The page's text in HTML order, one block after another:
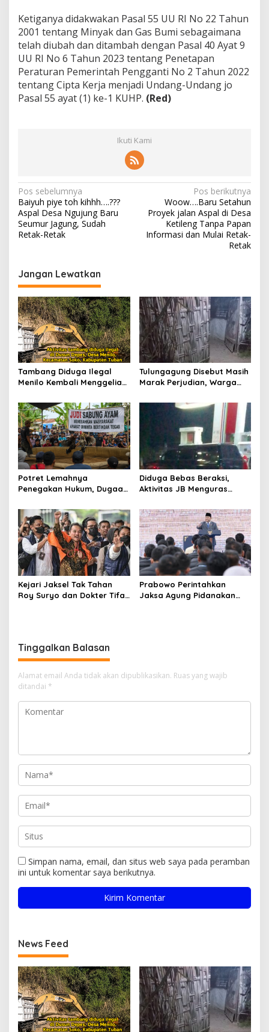
Ketiganya didakwakan Pasal 55 UU RI No 22 Tahun
2001 tentang Minyak dan Gas Bumi sebagaimana
telah diubah dan ditambah dengan Pasal 40 Ayat 9
UU RI No 6 Tahun 2023 tentang Penetapan
Peraturan Pemerintah Pengganti No 2 Tahun 2022
tentang Cipta Kerja menjadi Undang-Undang jo
Pasal 55 ayat (1) ke-1 KUHP. (Red)
Ikuti Kami
N
a
v
i
a
s
i
p
o
s
Pos sebelumnya
Baiyuh piye toh kihhh….???
Aspal Desa Ngujung Baru
Seumur Jagung, Sudah
Retak-Retak
Pos berikutnya
Woow….Baru Setahun
Proyek jalan Aspal di Desa
Ketileng Tanpa Papan
Informasi dan Mulai Retak-
Retak
Jangan Lewatkan
Tambang Diduga Ilegal
Menilo Kembali Menggeliat,
Soroti Dugaan Pembiaran
Tulungagung Disebut Masih
Marak Perjudian, Warga
hingga Usut Dugaan Beking
Potret Lemahnya
Penegakan Hukum, Dugaan
Tulungagung Tuai Sorotan
Diduga Bebas Beraksi,
Aktivitas JB Menguras
Bojonegoro Jadi Sorotan
Warga
Kejari Jaksel Tak Tahan
Roy Suryo dan Dokter Tifa,
Prabowo Perintahkan
Jaksa Agung Pidanakan
Tinggalkan Balasan
Alamat email Anda tidak akan dipublikasikan. Ruas yang wajib
ditandai *
Simpan nama, email, dan situs web saya pada peramban
ini untuk komentar saya berikutnya.
News Feed